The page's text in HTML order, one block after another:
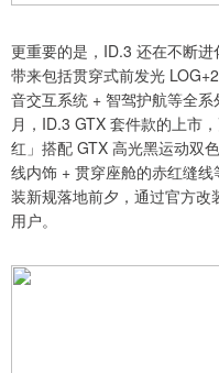
更重要的是，ID.3 还在不断
带来包括贯穿式前发光
音交互系统 + 智驾护航等全
月，ID.3 GTX 套件款的上市
红」搭配 GTX 高光黑运动双
线内饰 + 贯穿座舱的赤红缝
装新规落地前夕，通过官方
用户。